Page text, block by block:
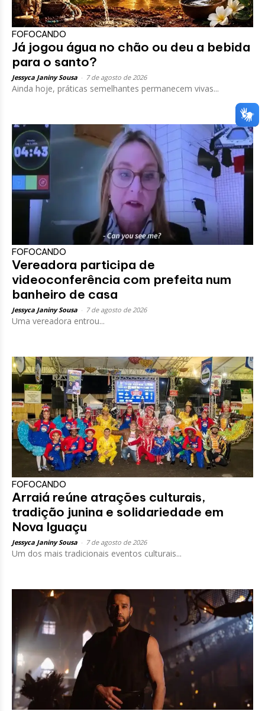
FOFOCANDO
Já jogou água no chão ou deu a bebida
para o santo?
Jessyca Janiny Sousa 7 de agosto de 2026
Ainda hoje, práticas semelhantes permanecem vivas...
FOFOCANDO
Vereadora participa de
videoconferência com prefeita num
banheiro de casa
Jessyca Janiny Sousa 7 de agosto de 2026
Uma vereadora entrou...
FOFOCANDO
Arraiá reúne atrações culturais,
tradição junina e solidariedade em
Nova Iguaçu
Jessyca Janiny Sousa 7 de agosto de 2026
Um dos mais tradicionais eventos culturais...